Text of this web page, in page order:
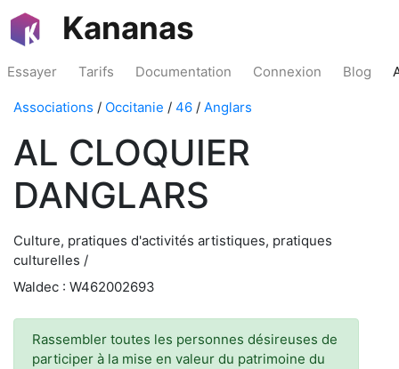
Kananas
Essayer Tarifs Documentation Connexion Blog
Associations / Occitanie / 46 / Anglars
AL CLOQUIER
DANGLARS
Culture, pratiques d'activités artistiques, pratiques
culturelles /
Waldec : W462002693
Rassembler toutes les personnes désireuses de
participer à la mise en valeur du patrimoine du